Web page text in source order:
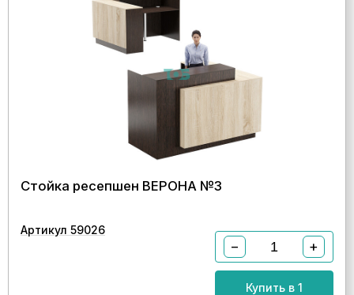
Стойка ресепшен ВЕРОНА №3
Артикул 59026
− +
Купить в 1